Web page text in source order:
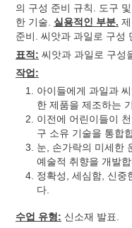
의 구성 준비 규칙. 도구
한 기술. 실용적인 부분.
준비. 씨앗과 과일로 구성
표적: 씨앗과 과일로 구성
작업:
아이들에게 과일과
한 제품을 제조하는
이전에 어린이들이
구 소유 기술을 통합
눈, 손가락의 미세한
예술적 취향을 개발
정확성, 세심함, 신중
다.
수업 유형: 신소재 발표.